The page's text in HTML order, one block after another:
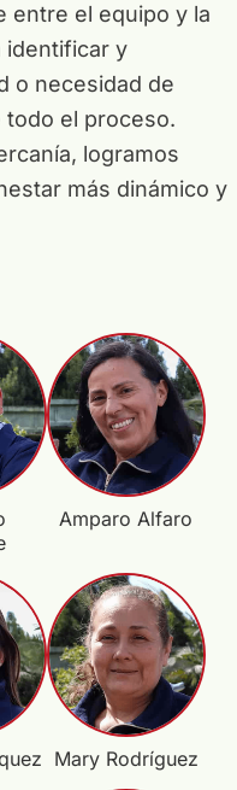
entre el equipo y la
identificar y
o necesidad de
el proceso.
logramos
más dinámico y
Amparo Alfaro
Mary Rodríguez